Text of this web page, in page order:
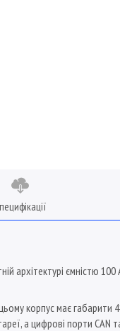
архітектурі ємністю
корпус має габарити
а цифрові порти CAN та